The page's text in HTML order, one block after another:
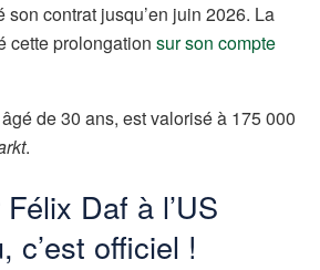
contrat jusqu’en juin 2026. La
cette prolongation sur son compte
de 30 ans, est valorisé à 175 000
.
Daf à l’US
c’est officiel !